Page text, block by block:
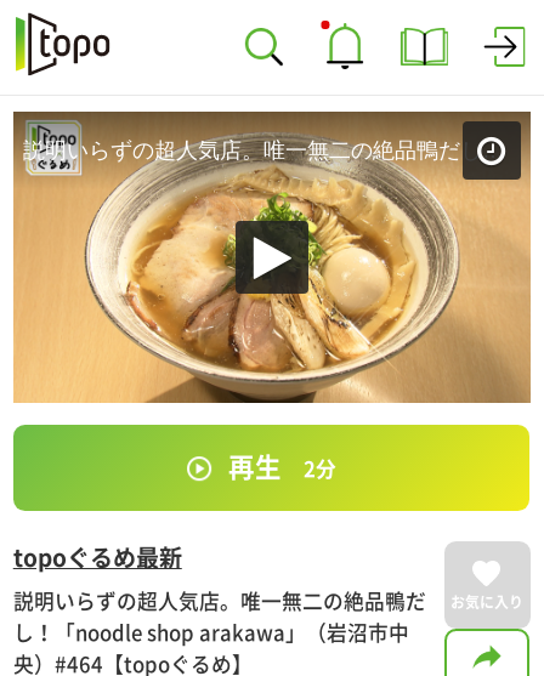
説明いらずの超人気店。唯一無二の絶品鴨だし！「noodle shop arakawa」（岩沼市中央）#464【topoぐるめ】
再生 2分
topoぐるめ最新
説明いらずの超人気店。唯一無二の絶品鴨だ
し！「noodle shop arakawa」（岩沼市中
央）#464【topoぐるめ】
お気に入り